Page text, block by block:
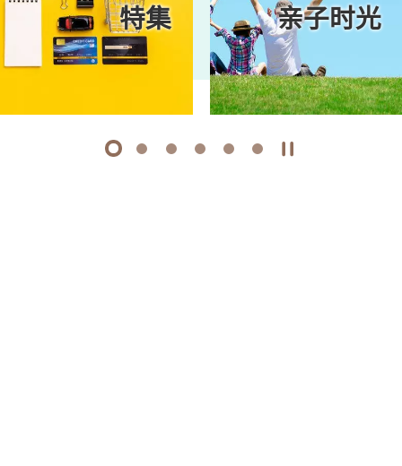
特集 亲子时光
1 2 3 4 5 6 开始/暂停幻灯